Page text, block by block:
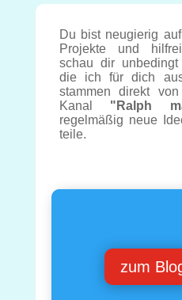
Du bist neugierig
Projekte und
schau dir
die ich für dich
stammen direkt
Kanal "Ralph
regelmäßig neue
teile.
zum